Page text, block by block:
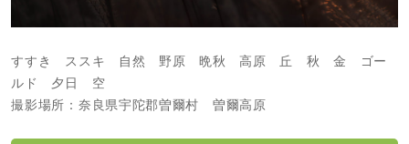
すすき ススキ 自然 野原 晩秋 高原 丘 秋 金 ゴー
ルド 夕日 空
撮影場所：奈良県宇陀郡曽爾村 曽爾高原